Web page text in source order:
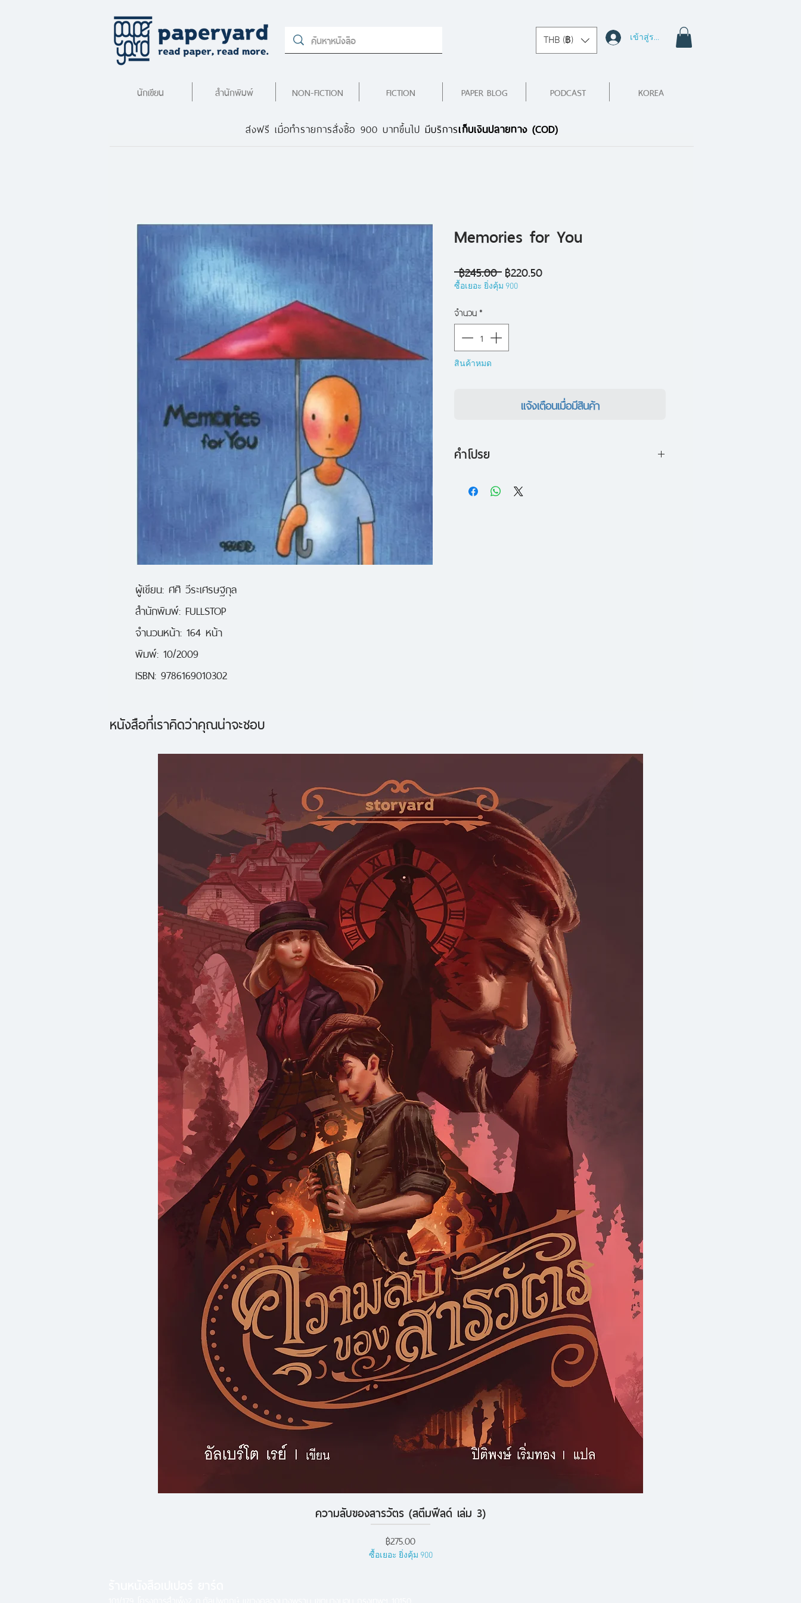
THB (฿) เข้าสู่ระบบ
นักเขียน สำนักพิมพ์ NON-FICTION FICTION PAPER BLOG PODCAST KOREA
ผู้เขียน: ศศิ วีระเศรษฐกุล
สำนักพิมพ์: FULLSTOP
จำนวนหน้า: 164 หน้า
พิมพ์: 10/2009
ISBN: 9786169010302
Memories for You
฿245.00 ราคา
ปกติ
฿220.50ราคา
ซื้อเยอะ ยิ่งคุ้ม 900
จำนวน*
สินค้าหมด
แจ้งเตือนเมื่อมีสินค้า
คำโปรย
ผมเริ่มเขียนทุกๆ อย่างที่ผ่านมาจากที่ไม่เคยเขียนมา
และรักหมา หนังสือเล่มนี้จะทำให้คุณประทับใจได้อย่าง
แน่นอน!
ส่งฟรี เมื่อทำรายการสั่งซื้อ 900 บาทขึ้นไป มีบริการเก็บเงินปลายทาง (COD)
หนังสือที่เราคิดว่าคุณน่าจะชอบ
ดูข้อมูลด่วน
ความลับของสารวัตร (สตีมฟีลด์ เล่ม 3)
ราคา
฿275.00
ซื้อเยอะ ยิ่งคุ้ม 900